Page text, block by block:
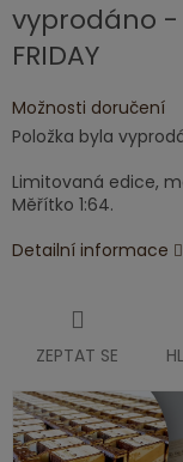
cena:
vyprodáno -
FRIDAY
Možnosti doručení
Položka byla
Limitovaná edice,
Měřítko 1:64.
Detailní informace
ZEPTAT SE